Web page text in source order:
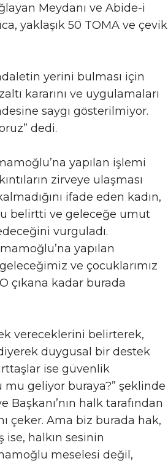
Meydanı ve Abide-i
yaklaşık 50 TOMA ve çevik
yerini bulması için
kararını ve uygulamaları
saygı gösterilmiyor.
dedi.
yapılan işlemi
zirveye ulaşması
ifade eden kadın,
belirtti ve geleceğe umut
vurguladı.
yapılan
ve çocuklarımız
çıkana kadar burada
vereceklerini belirterek,
duygusal bir destek
ise güvenlik
geliyor buraya?” şeklinde
halk tarafından
çeker. Ama biz burada hak,
halkın sesinin
meselesi değil,